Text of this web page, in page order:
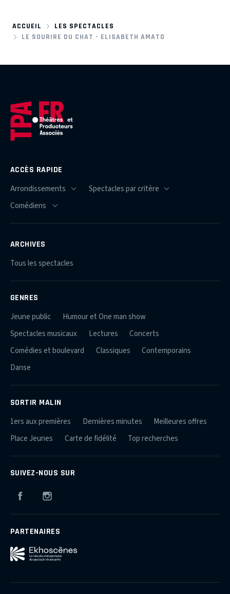
ACCUEIL
LES SPECTACLES
LE SOURIRE DU CHAT - ELISABETH AMATO
ACCÈS RAPIDE
ARCHIVES
Tous les spectacles
GENRES
Jeune public
Humour et One man show
Spectacles musicaux
Lectures
Concerts
Comédies et boulevard
Classiques
Contemporains
Danse
SORTIR MALIN
1ers aux premières Dernières minutes
Meilleures offres
Place Jeunes
Carte de fidélité Top recherches
SUIVEZ-NOUS SUR
Facebook
PARTENAIRES